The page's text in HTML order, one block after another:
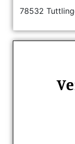
78532